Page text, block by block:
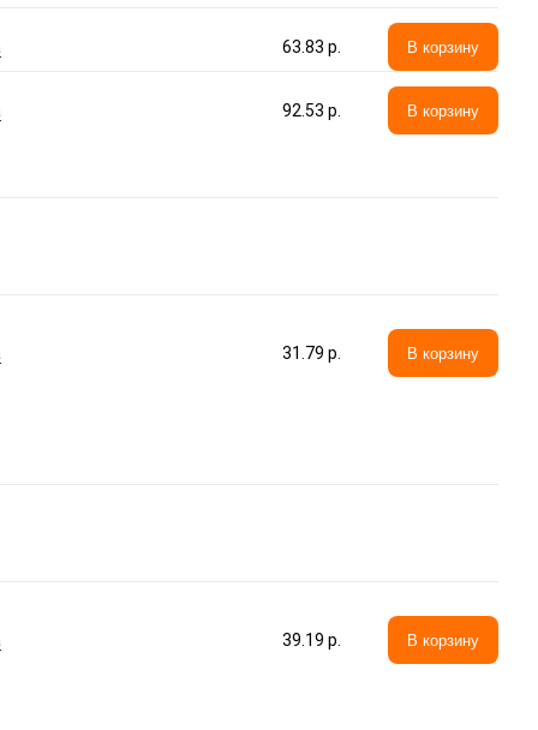
63.83 p. В корзину
92.53 p. В корзину
31.79 p. В корзину
39.19 p. В корзину